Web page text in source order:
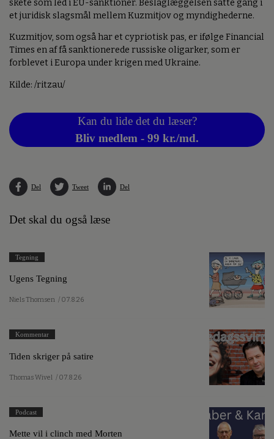
skete som led i EU-sanktioner. Beslaglæggelsen satte gang i
et juridisk slagsmål mellem Kuzmitjov og myndighederne.
Kuzmitjov, som også har et cypriotisk pas, er ifølge Financial
Times en af få sanktionerede russiske oligarker, som er
forblevet i Europa under krigen med Ukraine.
Kilde: /ritzau/
Kan du lide det du læser?
Bliv medlem - 99 kr./md.
Del Tweet Del
Det skal du også læse
Tegning
Ugens Tegning
Niels Thomsen / 07.8.26
Kommentar
Tiden skriger på satire
Thomas Wivel / 07.8.26
Podcast
Mette vil i clinch med Morten